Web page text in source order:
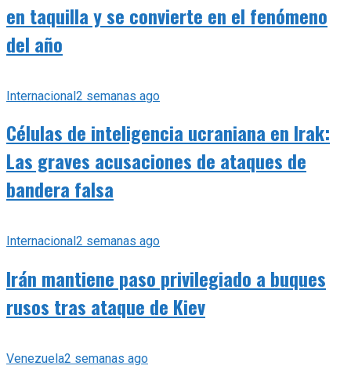
en taquilla y se convierte en el fenómeno
del año
Internacional2 semanas ago
Células de inteligencia ucraniana en Irak:
Las graves acusaciones de ataques de
bandera falsa
Internacional 2 semanas ago
Irán mantiene paso privilegiado a buques
rusos tras ataque de Kiev
Venezuela2 semanas ago